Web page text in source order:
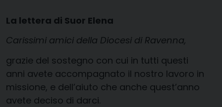
La lettera di Suor Elena
Carissimi amici della Diocesi di Ravenna,
grazie del sostegno con cui in tutti questi
anni avete accompagnato il nostro lavoro in
missione, e dell’aiuto che anche quest’anno
avete deciso di darci.